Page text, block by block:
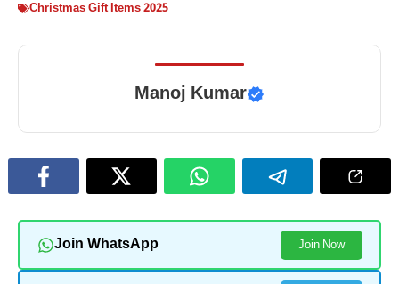
Christmas Gift Items 2025
Manoj Kumar
Join WhatsApp Join Now